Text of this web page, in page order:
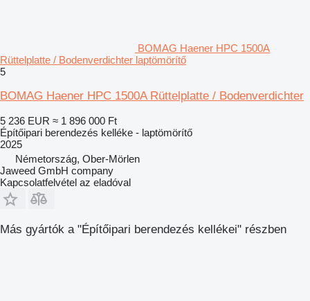
BOMAG Haener HPC 1500A
Rüttelplatte / Bodenverdichter laptömörítő
5
BOMAG Haener HPC 1500A Rüttelplatte / Bodenverdichter
5 236 EUR ≈ 1 896 000 Ft
Építőipari berendezés kelléke - laptömörítő
2025
Németország, Ober-Mörlen
Jaweed GmbH company
Kapcsolatfelvétel az eladóval
Más gyártók a "Építőipari berendezés kellékei" részben